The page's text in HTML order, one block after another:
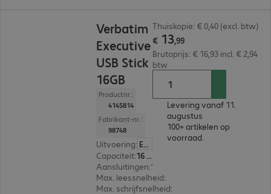
Verbatim
Executive
USB Stick
16GB
Productnr.:
4145814
Fabrikant-nr.:
98748
Uitvoering: Europa
Capaciteit:
16 GB
Aansluitingen:
Max. leessnelheid:
Max. schrijfsnelheid:
Thuiskopie: € 0,40 (excl. btw)
€ 13,99
Brutoprijs: € 16,93 incl. € 2,94
btw
Levering vanaf 11.
augustus
100+ artikelen op
voorraad.